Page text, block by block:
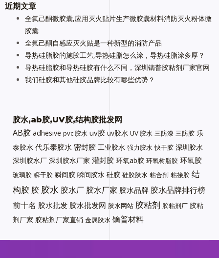
近期文章
全氟己酮微胶囊,应用灭火贴片生产微胶囊材料消防灭火粉体微
胶囊
全氟己酮自感应灭火贴是一种新型的消防产品
导热硅脂胶的施胶工艺,导热硅脂怎么涂，导热硅脂涂多厚？
导热硅脂胶和导热硅胶有什么不同，深圳镝普胶粘剂厂家官网
我们硅胶和其他硅胶品牌比较有哪些优势？
胶水,ab胶,UV胶,结构胶批发网
AB胶 adhesive pvc 胶水 uv胶 uv胶水 UV 胶水 三防漆 三防胶 乐
泰胶水 代乐泰胶水 密封胶 工业胶水 强力胶水 快干胶 深圳胶水
深圳胶水厂 深圳胶水厂家 灌封胶 环氧ab胶 环氧树脂胶 环氧胶
玻璃胶 瞬干胶 瞬间胶 瞬间胶水 硅胶 硅胶胶水 粘合剂 粘接胶 结
构胶 胶 胶水 胶水厂 胶水厂家 胶水品牌 胶水品牌排行榜
前十名 胶水批发 胶水批发网 胶水网站 胶粘剂 胶粘剂厂 胶粘
剂厂家 胶粘剂厂家直销 金属胶水 镝普材料